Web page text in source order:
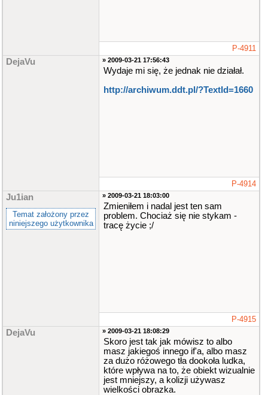
P-4911
DejaVu » 2009-03-21 17:56:43
Wydaje mi się, że jednak nie działał.
http://archiwum.ddt.pl/?TextId=1660
P-4914
Ju1ian
Temat założony przez
niniejszego użytkownika
» 2009-03-21 18:03:00
Zmieniłem i nadal jest ten sam
problem. Chociaż się nie stykam -
tracę życie ;/
P-4915
DejaVu » 2009-03-21 18:08:29
Skoro jest tak jak mówisz to albo
masz jakiegoś innego if'a, albo masz
za dużo różowego tła dookoła ludka,
które wpływa na to, że obiekt wizualnie
jest mniejszy, a kolizji używasz
wielkości obrazka.